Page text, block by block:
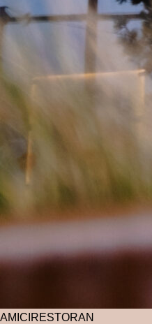
AMICI RESTORAN